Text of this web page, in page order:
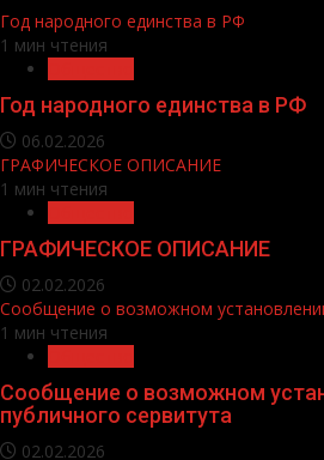
Год народного единства в РФ
1 мин чтения
Год народного единства в РФ
06.02.2026
ГРАФИЧЕСКОЕ ОПИСАНИЕ
1 мин чтения
ГРАФИЧЕСКОЕ ОПИСАНИЕ
02.02.2026
Сообщение о возможном
1 мин чтения
Сообщение о возможном
публичного сервитута
02.02.2026